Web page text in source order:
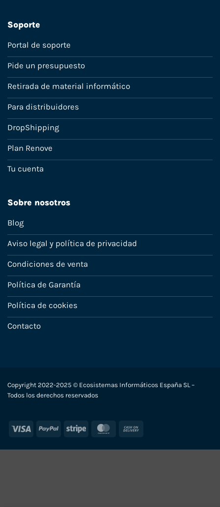
Soporte
Portal de soporte
Pide un presupuesto
Retirada de material informático
Para distribuidores
DropShipping
Plan Renove
Tu cuenta
Sobre nosotros
Blog
Aviso legal y política de privacidad
Condiciones de venta
Política de Garantía
Política de cookies
Contacto
Copyright 2022-2025 © Ecosistemas Informáticos España SL –
Todos los derechos reservados
Visa PayPal Stripe MasterCard